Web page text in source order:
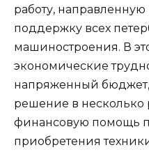
работу,
поддержку всех
машиностроения. В
экономические
напряженный
решение в несколько
финансовую помощь
приобретения